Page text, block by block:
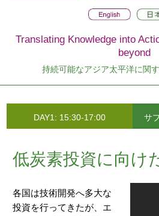
Translating Knowledge into
beyond
持続可能なアジア太平洋に関
DAY1: 15:30-17:00 サ
低炭素投資に向け
各国は技術開発へ多大な
投資を行ってきたが、エ